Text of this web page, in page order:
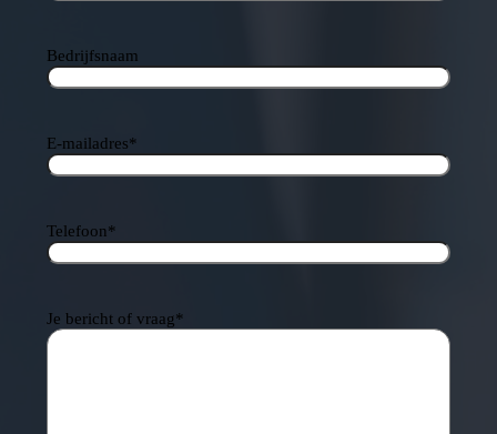
Bedrijfsnaam
E-mailadres*
Telefoon*
Je bericht of vraag*